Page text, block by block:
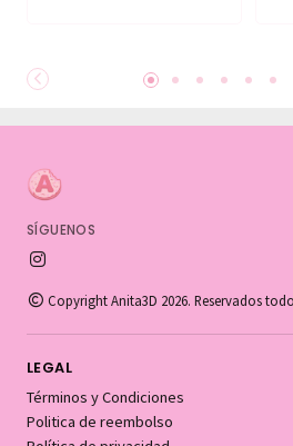
SÍGUENOS
Copyright Anita3D 2026. Reservados
LEGAL
Términos y Condiciones
Politica de reembolso